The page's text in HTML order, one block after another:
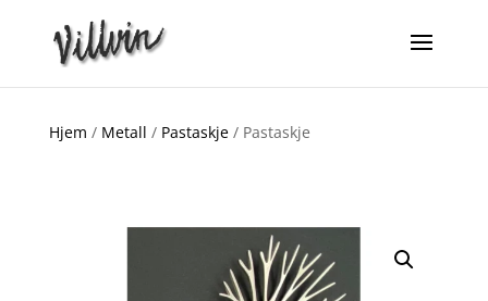
Hjem / Metall / Pastaskje/ Pastaskje